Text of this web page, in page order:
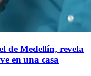
de Medellín, revela
en una casa